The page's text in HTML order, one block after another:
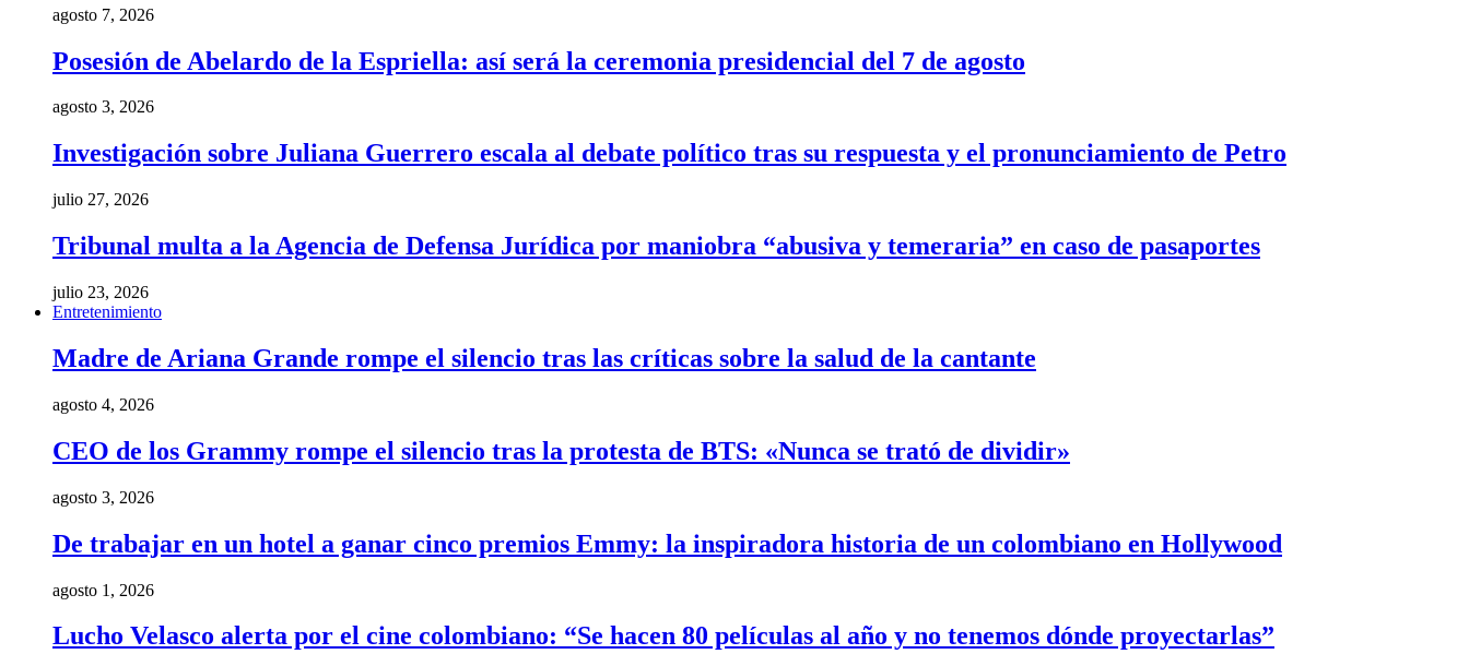
agosto 7, 2026
Posesión de Abelardo de la Espriella: así será la ceremonia presidencial del 7 de agosto
agosto 3, 2026
Investigación sobre Juliana Guerrero escala al debate político tras su respuesta y el pronunciamiento de Petro
julio 27, 2026
Tribunal multa a la Agencia de Defensa Jurídica por maniobra “abusiva y temeraria” en caso de pasaportes
julio 23, 2026
Entretenimiento
Madre de Ariana Grande rompe el silencio tras las críticas sobre la salud de la cantante
agosto 4, 2026
CEO de los Grammy rompe el silencio tras la protesta de BTS: «Nunca se trató de dividir»
agosto 3, 2026
De trabajar en un hotel a ganar cinco premios Emmy: la inspiradora historia de un colombiano en Hollywood
agosto 1, 2026
Lucho Velasco alerta por el cine colombiano: “Se hacen 80 películas al año y no tenemos dónde proyectarlas”